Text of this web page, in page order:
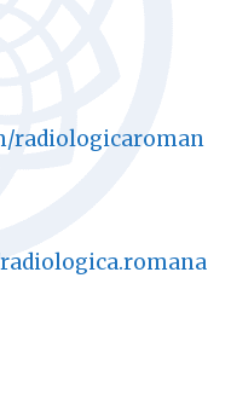
radiologicaroman